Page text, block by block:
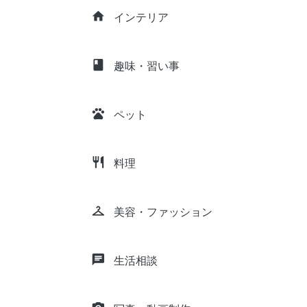
home インテリア
class 趣味・習い事
pets ペット
restaurant 料理
checkroom 美容・ファッション
chat 生活相談